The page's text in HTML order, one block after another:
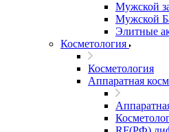
Мужской
Мужской
Элитные
Косметология
Косметология
Аппаратная